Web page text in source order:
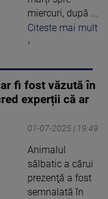
miercuri, după ...
Citeste mai mult
›
fi fost văzută în
experții că ar
01-07-2025 | 19:49
Animalul
sălbatic a cărui
prezenţă a fost
semnalată în